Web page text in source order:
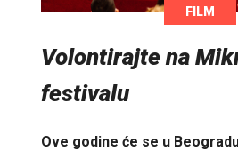
FILM
Volontirajte na
festivalu
Ove godine će se u